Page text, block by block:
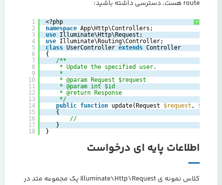
route هست، دسترسی داشته باشید:
?
1
2
3
4
5
6
7
8
9
10
11
12
13
14
15
16
17
18
<?php
namespace App\Http\Controllers;
use Illuminate\Http\Request;
use Illuminate\Routing\Controller;
class UserController extends Controller
{
/**
* Update the specified user.
*
* @param Request $request
* @param int $id
* @return Response
*/
public function update(Request $request , $id
{
//
}
}
اطلاعات پایه ای درخواست
کلاس نمونه ی Illuminate\Http\Request یک مجموعه متد در